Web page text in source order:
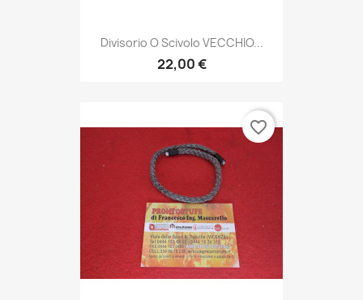
Divisorio O Scivolo VECCHIO...
22,00 €
favorite_border